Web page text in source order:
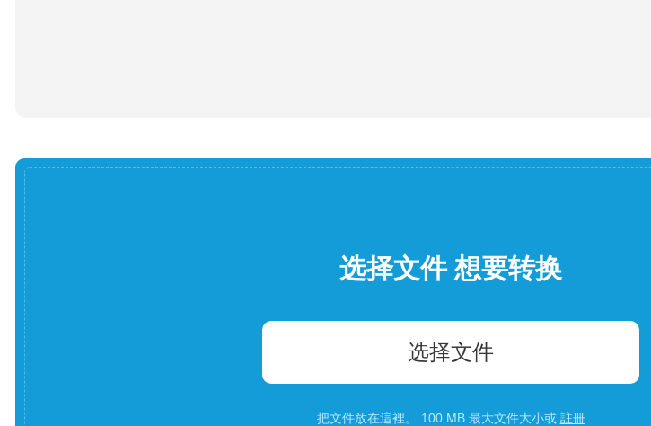
选择文件 想要转换
选择文件
把文件放在這裡。 100 MB 最大文件大小或 註冊